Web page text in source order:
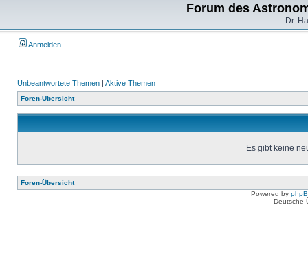
Forum des
Dr.
Anmelden
Unbeantwortete Themen | Aktive Themen
Foren-Übersicht
Es gibt keine
Foren-Übersicht
Powered by
Deutsche